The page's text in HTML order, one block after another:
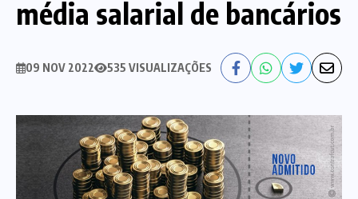
Nossa História
Agenda das atividades sindicais
Estatuto
Diretoria
Notícias
Bancos
CEF
Comunicação
média salarial de bancários
09 NOV 2022 535 VISUALIZAÇÕES